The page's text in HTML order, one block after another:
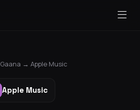
Gaana → Apple Music
Apple Music